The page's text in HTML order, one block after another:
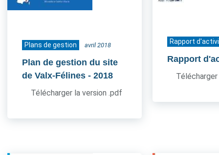
Plans de gestion avril 2018
Plan de gestion du site
de Valx-Félines - 2018
Télécharger la version .pdf
Rapport
Rapport